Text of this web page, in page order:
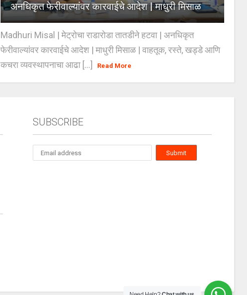
अनधिकृत फेरीवाल्यांवर कारवाईचे आदेश | माधुरी मिसाळ
Madhuri Misal | मेट्रोचा राडारोडा तातडीने हटवा | अनधिकृत
फेरीवाल्यांवर कारवाईचे आदेश | माधुरी मिसाळ | वाहतूक, रस्ते, खड्डे आणि
कचरा व्यवस्थापनाचा आढा [...]
Read More
SUBSCRIBE